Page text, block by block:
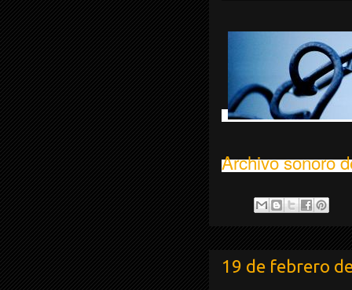
Archivo sonoro
19 de febrero